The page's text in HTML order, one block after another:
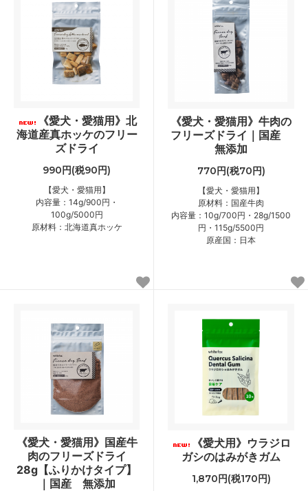
《愛犬・愛猫用》北
海道産真ホッケのフリー
ズドライ
990円(税90円)
【愛犬・愛猫用】
内容量：14g/900円・
100g/5000円
原材料：北海道真ホッケ
《愛犬・愛猫用》牛肉の
フリーズドライ｜国産
無添加
770円(税70円)
【愛犬・愛猫用】
原材料：国産牛肉
内容量：10g/700円・28g/1500
円・115g/5500円
原産国：日本
《愛犬・愛猫用》国産牛
肉のフリーズドライ
28g【ふりかけタイプ】
｜国産 無添加
《愛犬用》ウラジロ
ガシのはみがきガム
1,870円(税170円)